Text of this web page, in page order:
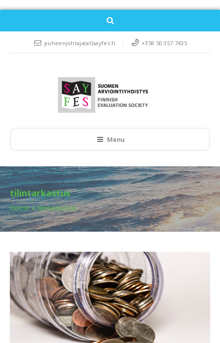
puheenjohtaja(at)sayfes.fi +358 50 357 7435
Menu
tilintarkastus
Home »tilintarkastus